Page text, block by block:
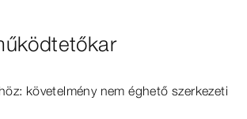
követelmény nem éghető szerkezeti